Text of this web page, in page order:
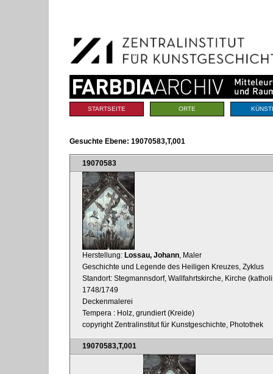
Navigation
Sektionen
STARTSEITE ORTE
Gesuchte Ebene: 19070583,T,001
19070583
Herstellung: Lossau, Johann , Maler
Geschichte und Legende des Heiligen Kreuzes, Zyklus
Standort: Stegmannsdorf, Wallfahrtskirche, Kirche
1748/1749
Deckenmalerei
Tempera : Holz, grundiert (Kreide)
copyright Zentralinstitut für Kunstgeschichte, Photothek
19070583,T,001